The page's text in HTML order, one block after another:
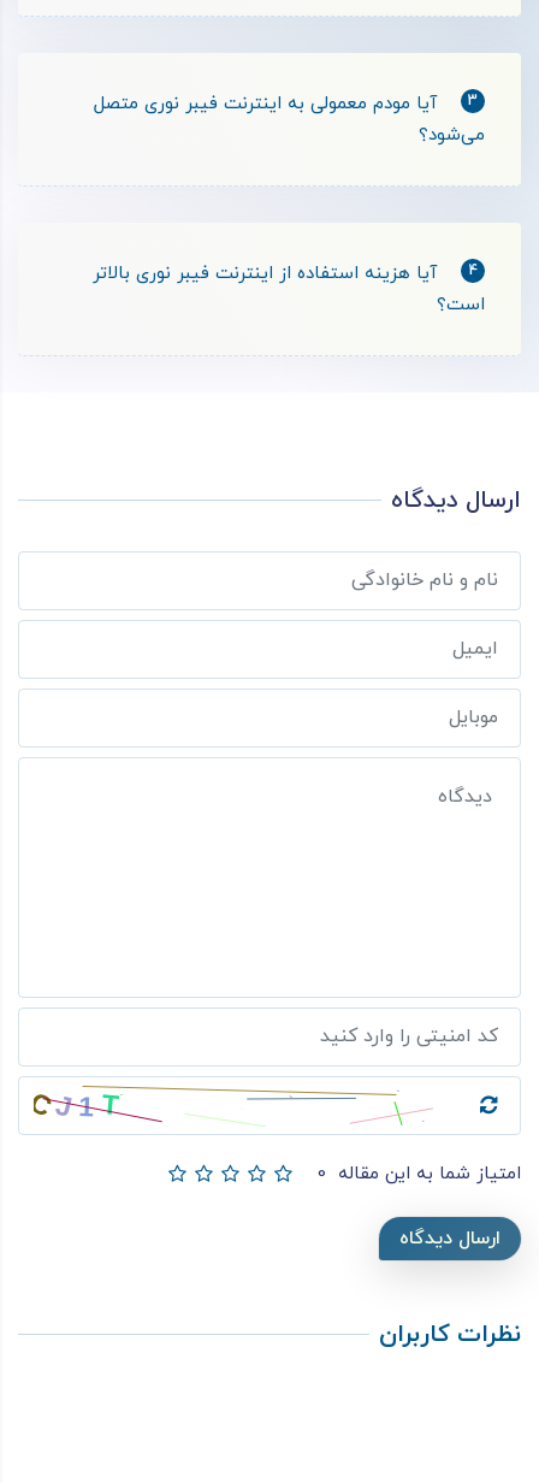
3
آیا مودم معمولی به اینترنت فیبر نوری متصل
می‌شود؟
4
آیا هزینه استفاده از اینترنت فیبر نوری بالاتر
است؟
ارسال دیدگاه
امتیاز شما به این مقاله 0
ارسال دیدگاه
نظرات کاربران